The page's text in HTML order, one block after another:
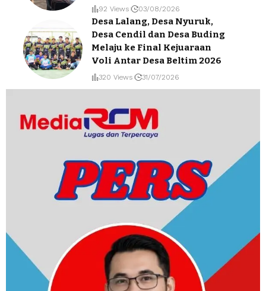
92 Views 03/08/2026
Desa Lalang, Desa Nyuruk,
Desa Cendil dan Desa Buding
Melaju ke Final Kejuaraan
Voli Antar Desa Beltim 2026
320 Views 31/07/2026